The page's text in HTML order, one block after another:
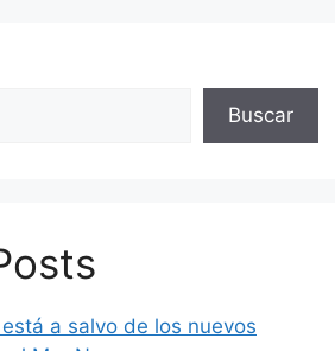
Buscar
a salvo de los nuevos